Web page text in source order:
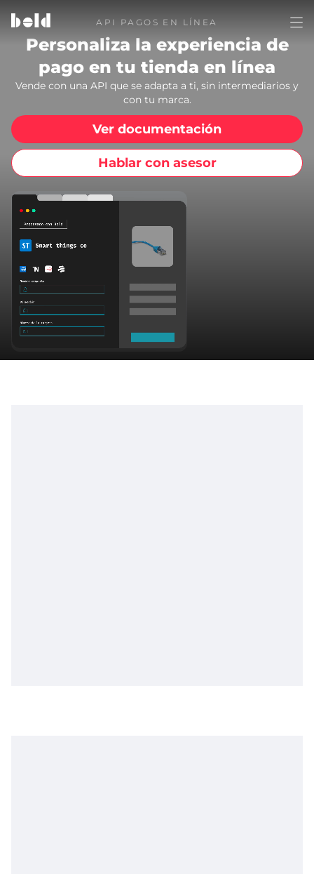
API PAGOS EN LÍNEA
Personaliza la experiencia de
pago en tu tienda en línea
Vende con una API que se adapta a ti, sin intermediarios y
con tu marca.
Ver documentación
Hablar con asesor